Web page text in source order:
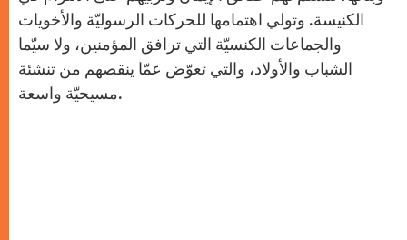
الكنيسة. وتولي اهتمامها للحركات الرسوليّة والأخويات
والجماعات الكنسيّة التي ترافق المؤمنين، ولا سيّما
الشباب والأولاد، والتي تعوّض عمّا ينقصهم من تنشئة
مسيحيّة واسعة.